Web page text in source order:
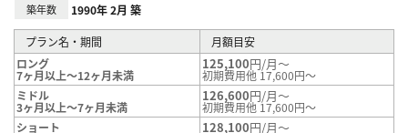
築年数 1990年 2月 築
プラン名・期間
月額目安
ロング
7ヶ月以上～12ヶ月未満
125,100円/月～
初期費用他 17,600円～
ミドル
3ヶ月以上～7ヶ月未満
126,600円/月～
初期費用他 17,600円～
ショート
128,100円/月～